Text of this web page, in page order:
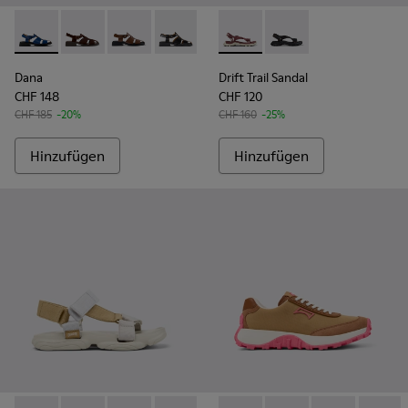
Dana - K201489-011 - Blaue Ledersandalen Für Damen.
Dana - K201489-012 - Braune Wildleder-Sandalen
Dana - K201489-010 - Braune Ledersandalen
Dana - K201489-001
Dana
CHF 148
CHF 185 -20%
Hinzufügen
Drift Trail Sandal -
Drift Trail Sandal -
Drift Trail Sandal
CHF 120
CHF 160 -25%
Hinzufügen